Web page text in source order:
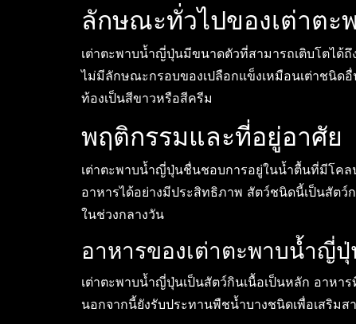
ลักษณะทั่วไปของเต่าต
เต่าตะพาบน้ำญี่ปุ่นมีขนาดตัวที่สามารถเติบโตได้
ไม่มีลักษณะกรอบของเปลือกแข็งเหมือนเต่าชนิด
ท้องเป็นสีขาวหรือสีครีม
พฤติกรรมและที่อยู่อาศัย
เต่าตะพาบน้ำญี่ปุ่นชื่นชอบการอยู่ในน้ำตื้นที่มีโคล
อาหารได้อย่างมีประสิทธิภาพ สัตว์ชนิดนี้เป็นสัต
ในช่วงกลางวัน
อาหารของเต่าตะพาบน้ำญี่
เต่าตะพาบน้ำญี่ปุ่นเป็นสัตว์กินเนื้อเป็นหลัก อาหา
นอกจากนี้ยังรับประทานพืชน้ำบางชนิดเพื่อเสริมส